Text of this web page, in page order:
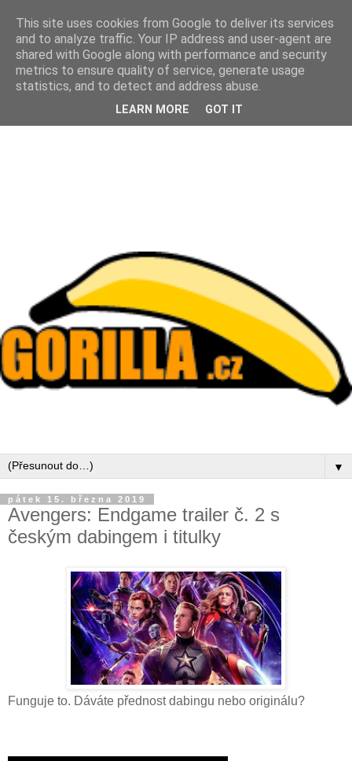
▼
pátek 15. března 2019
Avengers: Endgame trailer č. 2 s
českým dabingem i titulky
Funguje to. Dáváte přednost dabingu nebo originálu?
This site uses cookies from Google to deliver its services
and to analyze traffic. Your IP address and user-agent are
shared with Google along with performance and security
metrics to ensure quality of service, generate usage
statistics, and to detect and address abuse.
LEARN MORE GOT IT